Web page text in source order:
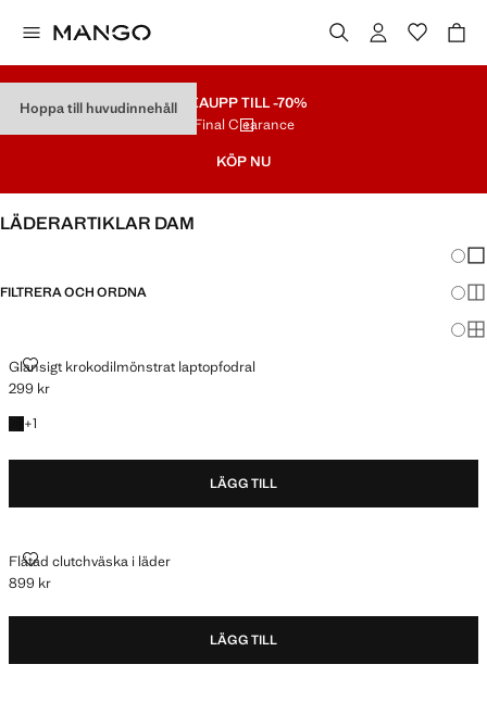
Hoppa till huvudinnehåll REAUPP TILL -70%
Final Clearance
KÖP NU
LÄDERARTIKLAR DAM
FILTRERA OCH ORDNA
Glansigt krokodilmönstrat laptopfodral
GLANSIGT KROKODILMÖNSTRAT LAPTOPFODRAL
Gällande pris [299 kr ]
299 kr
+1
+1 färg
LÄGG TILL
Flätad clutchväska i läder
FLÄTAD CLUTCHVÄSKA I LÄDER
Gällande pris [899 kr ]
899 kr
LÄGG TILL